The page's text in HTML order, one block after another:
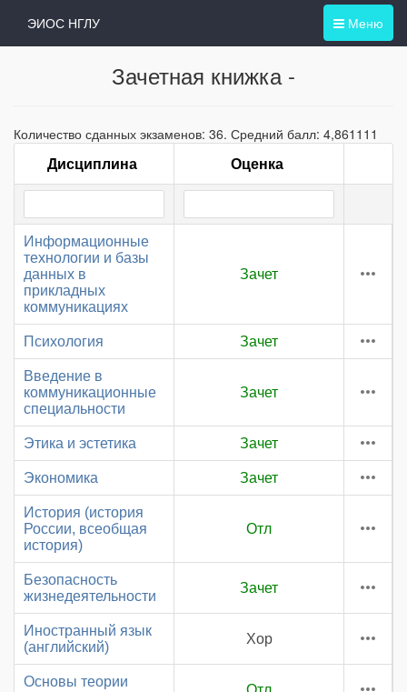
Меню
ЭИОС НГЛУ
Зачетная книжка -
Количество сданных экзаменов: 36. Средний балл: 4,861111
Дисциплина Оценка
Информационные
технологии и базы
данных в
прикладных
коммуникациях
Зачет
Психология Зачет
Введение в
коммуникационные
специальности
Зачет
Этика и эстетика Зачет
Экономика Зачет
История (история
России, всеобщая
история)
Отл
Безопасность
жизнедеятельности
Зачет
Иностранный язык
(английский)
Хор
Основы теории